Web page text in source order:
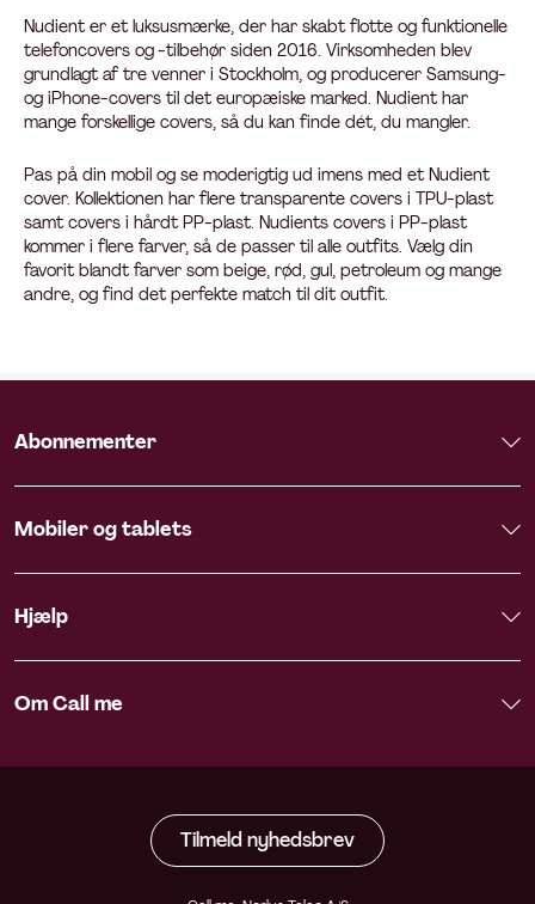
Nudient er et luksusmærke, der har skabt flotte og funktionelle
telefoncovers og -tilbehør siden 2016. Virksomheden blev
grundlagt af tre venner i Stockholm, og producerer Samsung-
og iPhone-covers til det europæiske marked. Nudient har
mange forskellige covers, så du kan finde dét, du mangler.
Pas på din mobil og se moderigtig ud imens med et Nudient
cover. Kollektionen har flere transparente covers i TPU-plast
samt covers i hårdt PP-plast. Nudients covers i PP-plast
kommer i flere farver, så de passer til alle outfits. Vælg din
favorit blandt farver som beige, rød, gul, petroleum og mange
andre, og find det perfekte match til dit outfit.
Abonnementer
Mobiler og tablets
Hjælp
Om Call me
Tilmeld nyhedsbrev